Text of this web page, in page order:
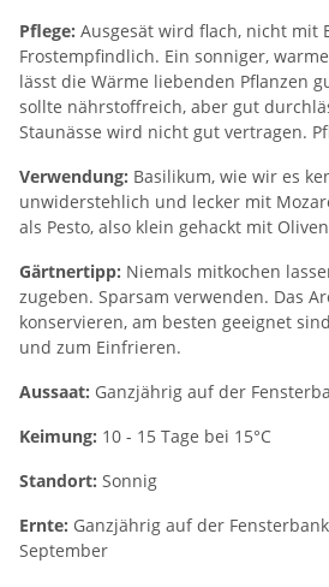
Pflege: Ausgesät wird flach, nicht mit
Frostempfindlich. Ein sonniger,
lässt die Wärme liebenden Pflanzen
sollte nährstoffreich, aber gut
Staunässe wird nicht gut vertragen.
Verwendung: Basilikum, wie wir es
unwiderstehlich und lecker mit
als Pesto, also klein gehackt mit
Gärtnertipp: Niemals mitkochen
zugeben. Sparsam verwenden. Das
konservieren, am besten geeignet
und zum Einfrieren.
Aussaat: Ganzjährig auf der
Keimung: 10 - 15 Tage bei 15°C
Standort: Sonnig
Ernte: Ganzjährig auf der
September